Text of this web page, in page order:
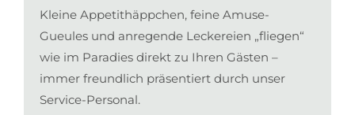
Kleine Appetithäppchen, feine Amuse-
Gueules und anregende Leckereien „fliegen“
wie im Paradies direkt zu Ihren Gästen –
immer freundlich präsentiert durch unser
Service-Personal.